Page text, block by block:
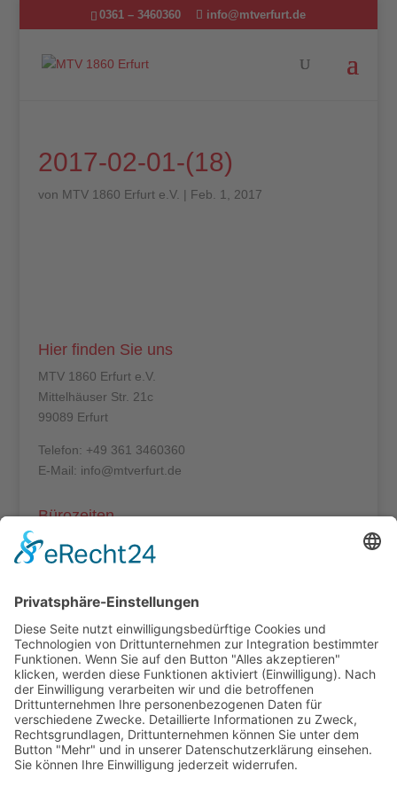
0361 – 3460360 info@mtverfurt.de
2017-02-01-(18)
von MTV 1860 Erfurt e.V. | Feb. 1, 2017
Hier finden Sie uns
MTV 1860 Erfurt e.V.
Mittelhäuser Str. 21c
99089 Erfurt
Telefon: +49 361 3460360
E-Mail: info@mtverfurt.de
Bürozeiten
Mo – Do: 8:00 – 14:00 Uhr
Termine außerhalb unserer Geschäftszeiten nur
nach Absprache.
Folgt uns auf facebook